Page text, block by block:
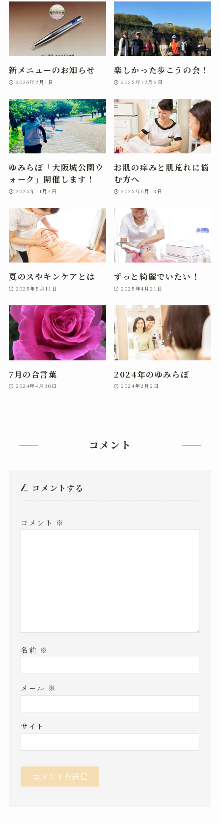
新メニューのお知らせ
2026年2月1日
楽しかった歩こうの会！
2025年12月3日
ゆみらぼ「大阪城公園ウ
ォーク」開催します！
2025年11月4日
お肌の痒みと肌荒れに悩
む方へ
2025年6月13日
夏のスやキンケアとは
2025年5月11日
ずっと綺麗でいたい！
2025年4月21日
7月の合言葉
2024年4月30日
2024年のゆみらぼ
2024年2月2日
コメント
コメントする
コメント ※
名前 ※
メール ※
サイト